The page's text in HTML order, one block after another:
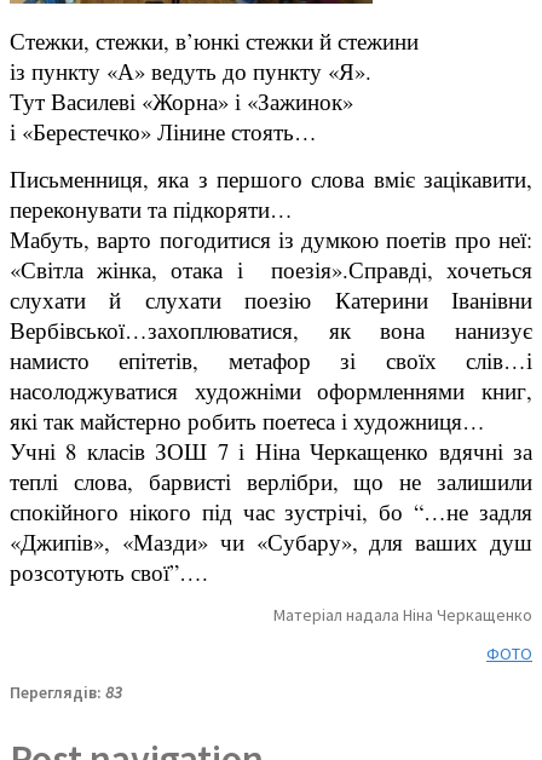
Стежки, стежки, в’юнкі стежки й стежини
із пункту «А» ведуть до пункту «Я».
Тут Василеві «Жорна» і «Зажинок»
і «Берестечко» Лінине стоять…
Письменниця, яка з першого слова вміє зацікавити,
переконувати та підкоряти…
Мабуть, варто погодитися із думкою поетів про неї:
«Світла жінка, отака і поезія».Справді, хочеться
слухати й слухати поезію Катерини Іванівни
Вербівської…захоплюватися, як вона нанизує
намисто епітетів, метафор зі своїх слів…і
насолоджуватися художніми оформленнями книг,
які так майстерно робить поетеса і художниця…
Учні 8 класів ЗОШ 7 і Ніна Черкащенко вдячні за
теплі слова, барвисті верлібри, що не залишили
спокійного нікого під час зустрічі, бо“…не задля
«Джипів», «Мазди» чи «Субару», для ваших душ
розсотують свої”….
Матеріал надала Ніна Черкащенко
ФОТО
Переглядів: 83